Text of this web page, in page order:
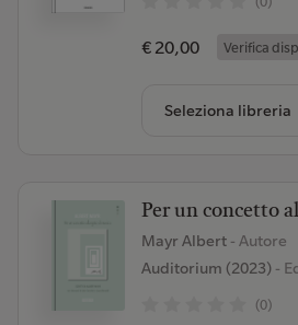
€ 20,00 Verifica
Seleziona libreria
Per un concetto
Mayr Albert - Autore
Auditorium (2023)-
(0)